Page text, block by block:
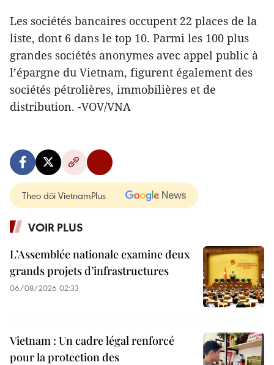
Les sociétés bancaires occupent 22 places de la
liste, dont 6 dans le top 10. Parmi les 100 plus
grandes sociétés anonymes avec appel public à
l’épargne du Vietnam, figurent également des
sociétés pétrolières, immobilières et de
distribution. -VOV/VNA
Theo dõi VietnamPlus
VOIR PLUS
L’Assemblée nationale examine deux
grands projets d’infrastructures
06/08/2026 02:33
Vietnam : Un cadre légal renforcé
pour la protection des